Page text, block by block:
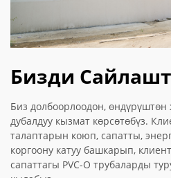
Бизди
Биз долбоорлоодон,
дубалдуу кызмат көрсөтөбүз.
талаптарын коюп, сапатты,
коргоону катуу башкарып,
сапаттагы PVC-O трубаларды